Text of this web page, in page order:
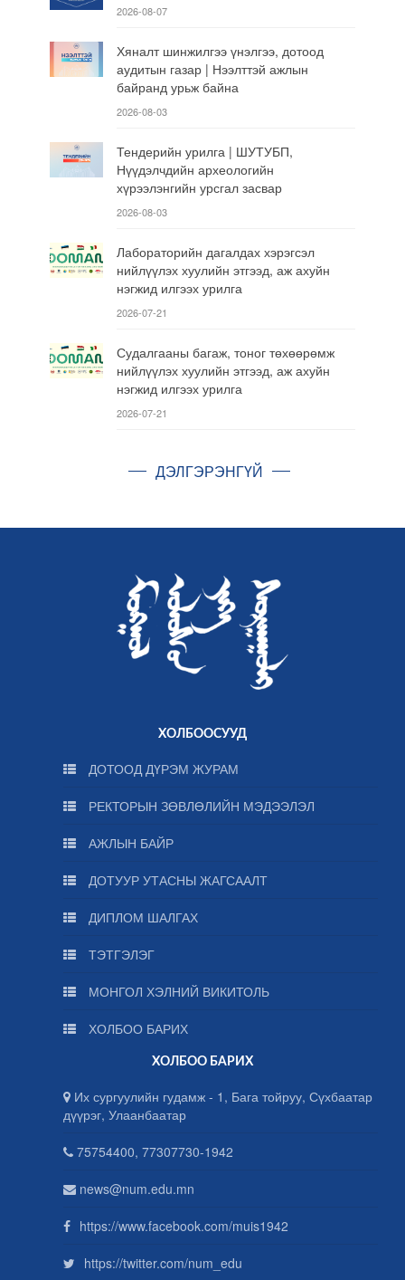
2026-08-07
Хяналт шинжилгээ үнэлгээ, дотоод
аудитын газар | Нээлттэй ажлын
байранд урьж байна
2026-08-03
Тендерийн урилга | ШУТУБП,
Нүүдэлчдийн археологийн
хүрээлэнгийн урсгал засвар
2026-08-03
Лабораторийн дагалдах хэрэгсэл
нийлүүлэх хуулийн этгээд, аж ахуйн
нэгжид илгээх урилга
2026-07-21
Судалгааны багаж, тоног төхөөрөмж
нийлүүлэх хуулийн этгээд, аж ахуйн
нэгжид илгээх урилга
2026-07-21
ДЭЛГЭРЭНГҮЙ
ХОЛБООСУУД
ДОТООД ДҮРЭМ ЖУРАМ
РЕКТОРЫН ЗӨВЛӨЛИЙН МЭДЭЭЛЭЛ
АЖЛЫН БАЙР
ДОТУУР УТАСНЫ ЖАГСААЛТ
ДИПЛОМ ШАЛГАХ
ТЭТГЭЛЭГ
МОНГОЛ ХЭЛНИЙ ВИКИТОЛЬ
ХОЛБОО БАРИХ
ХОЛБОО БАРИХ
Их сургуулийн гудамж - 1, Бага тойруу, Сүхбаатар
дүүрэг, Улаанбаатар
75754400, 77307730-1942
news@num.edu.mn
https://www.facebook.com/muis1942
https://twitter.com/num_edu